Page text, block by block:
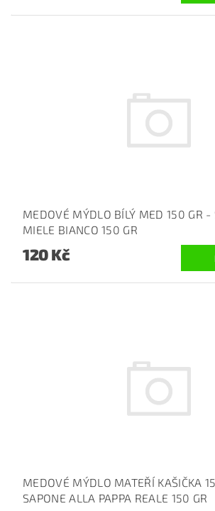
MEDOVÉ MÝDLO BÍLÝ MED 150 GR -
MIELE BIANCO 150 GR
120 Kč
MEDOVÉ MÝDLO MATEŘÍ KAŠIČKA
SAPONE ALLA PAPPA REALE 150 GR